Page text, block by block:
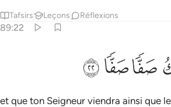
Tafsirs Leçons Réflexions
89:22
صَفًّۭا ٢٢
ﳏﳐﳑ
et que ton Seigneur viendra ainsi que